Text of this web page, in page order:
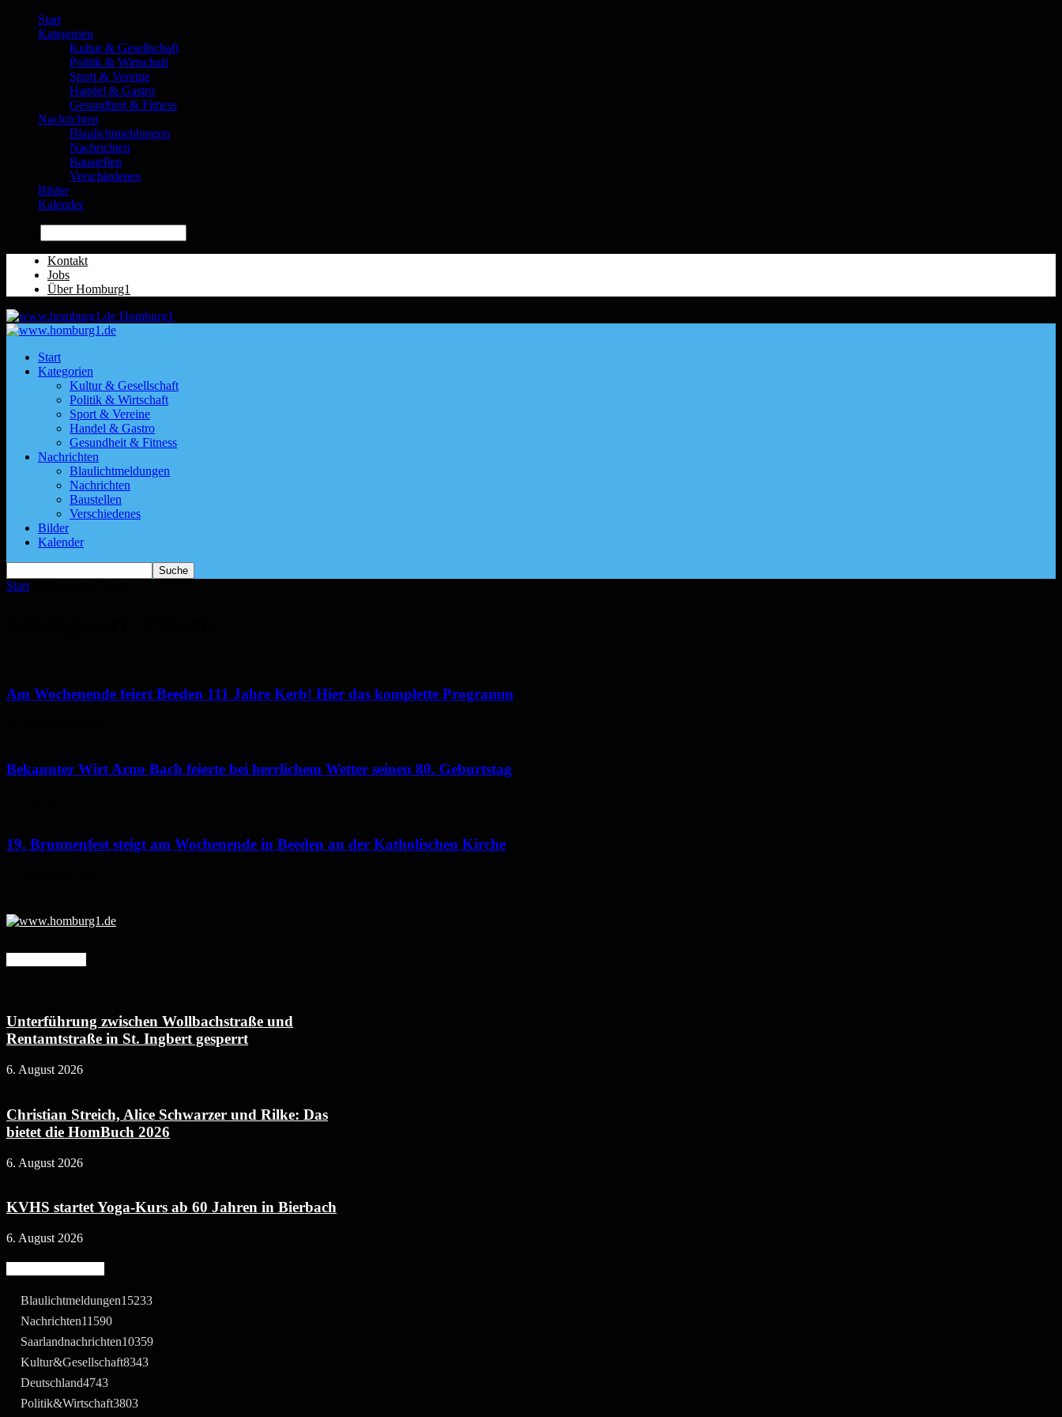
Start
Kategorien
Kultur & Gesellschaft
Politik & Wirtschaft
Sport & Vereine
Handel & Gastro
Gesundheit & Fitness
Nachrichten
Blaulichtmeldungen
Nachrichten
Baustellen
Verschiedenes
Bilder
Kalender
Kontakt
Jobs
Über Homburg1
Homburg1
Start
Kategorien
Kultur & Gesellschaft
Politik & Wirtschaft
Sport & Vereine
Handel & Gastro
Gesundheit & Fitness
Nachrichten
Blaulichtmeldungen
Nachrichten
Baustellen
Verschiedenes
Bilder
Kalender
Start
Am Wochenende feiert Beeden 111 Jahre Kerb! Hier das komplette Programm
Bekannter Wirt Arno Bach feierte bei herrlichem Wetter seinen 80. Geburtstag
19. Brunnenfest steigt am Wochenende in Beeden an der Katholischen Kirche
Unterführung zwischen Wollbachstraße und
Rentamtstraße in St. Ingbert gesperrt
6. August 2026
Christian Streich, Alice Schwarzer und Rilke: Das
bietet die HomBuch 2026
6. August 2026
KVHS startet Yoga-Kurs ab 60 Jahren in Bierbach
6. August 2026
Blaulichtmeldungen15233
Nachrichten11590
Saarlandnachrichten10359
Kultur&Gesellschaft8343
Deutschland4743
Politik&Wirtschaft3803